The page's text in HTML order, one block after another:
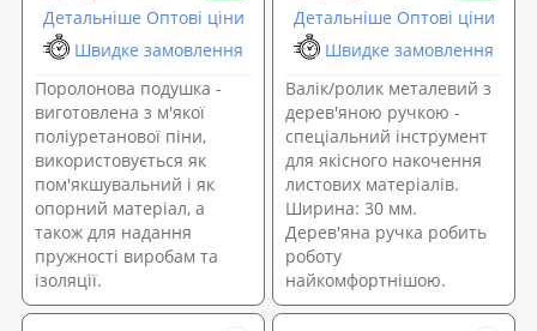
Детальніше Оптові ціни
Швидке замовлення
Поролонова подушка -
виготовлена з м'якої
поліуретанової піни,
використовується як
пом'якшувальний і як
опорний матеріал, а
також для надання
пружності виробам та
ізоляції.
Детальніше Оптові ціни
Швидке замовлення
Валік/ролик металевий з
дерев'яною ручкою -
спеціальний інструмент
для якісного накочення
листових матеріалів.
Ширина: 30 мм.
Дерев'яна ручка робить
роботу
найкомфортнішою.